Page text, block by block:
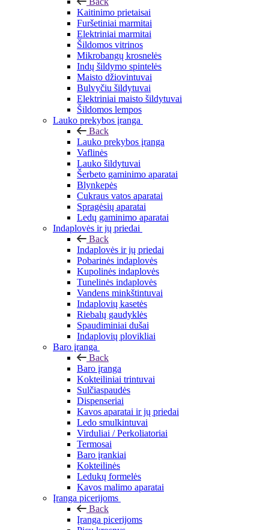
Kaitinimo prietaisai
Furšetiniai marmitai
Elektriniai marmitai
Šildomos vitrinos
Mikrobangų krosnelės
Indų šildymo spintelės
Maisto džiovintuvai
Bulvyčiu šildytuvai
Elektriniai maisto šildytuvai
Šildomos lempos
Lauko prekybos įranga
Back
Lauko prekybos įranga
Vaflinės
Lauko šildytuvai
Šerbeto gaminimo aparatai
Blynkepės
Cukraus vatos aparatai
Spragėsių aparatai
Ledų gaminimo aparatai
Indaplovės ir jų priedai
Back
Indaplovės ir jų priedai
Pobarinės indaplovės
Kupolinės indaplovės
Tunelinės indaplovės
Vandens minkštintuvai
Indaplovių kasetės
Riebalų gaudyklės
Spaudiminiai dušai
Indaplovių plovikliai
Baro įranga
Back
Baro įranga
Kokteiliniai trintuvai
Sulčiaspaudės
Dispenseriai
Kavos aparatai ir jų priedai
Ledo smulkintuvai
Virduliai / Perkoliatoriai
Termosai
Baro įrankiai
Kokteilinės
Ledukų formelės
Kavos malimo aparatai
Įranga picerijoms
Back
Įranga picerijoms